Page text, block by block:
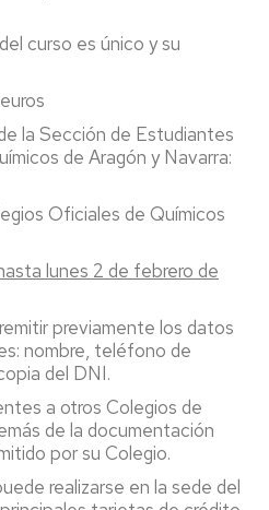
curso es único y su
la Sección de Estudiantes
de Aragón y Navarra:
Oficiales de Químicos
lunes 2 de febrero de
previamente los datos
nombre, teléfono de
del DNI.
a otros Colegios de
de la documentación
por su Colegio.
realizarse en la sede del